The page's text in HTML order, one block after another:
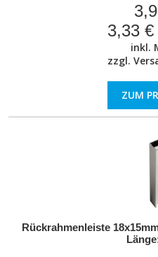
3,33
inkl.
zzgl.
ZUM
Rückrahmenleiste